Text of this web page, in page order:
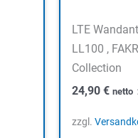
LTE
LL100 ,
Collection
24,90 € netto
zzgl.